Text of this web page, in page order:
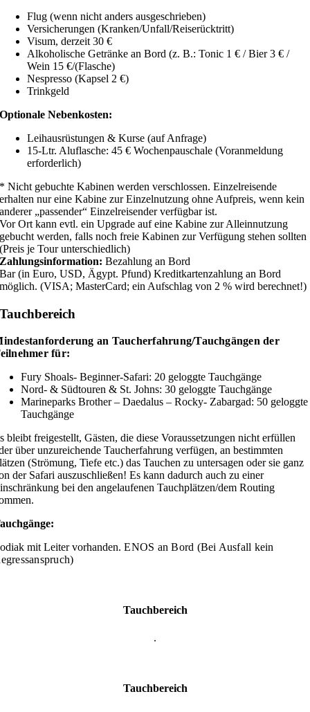
Flug (wenn nicht anders ausgeschrieben)
Versicherungen (Kranken/Unfall/Reiserücktritt)
Visum, derzeit 30 €
Alkoholische Getränke an Bord (z. B.: Tonic 1 € / Bier 3 € /
Wein 15 €/(Flasche)
Nespresso (Kapsel 2 €)
Trinkgeld
Optionale Nebenkosten:
Leihausrüstungen & Kurse (auf Anfrage)
15-Ltr. Aluflasche: 45 € Wochenpauschale (Voranmeldung
erforderlich)
* Nicht gebuchte Kabinen werden verschlossen. Einzelreisende
erhalten nur eine Kabine zur Einzelnutzung ohne Aufpreis, wenn kein
anderer „passender“ Einzelreisender verfügbar ist.
Vor Ort kann evtl. ein Upgrade auf eine Kabine zur Alleinnutzung
gebucht werden, falls noch freie Kabinen zur Verfügung stehen sollten
(Preis je Tour unterschiedlich)
Zahlungsinformation: Bezahlung an Bord
Bar (in Euro, USD, Ägypt. Pfund) Kreditkartenzahlung an Bord
möglich. (VISA; MasterCard; ein Aufschlag von 2 % wird berechnet!)
Tauchbereich
an Taucherfahrung/Tauchgängen der
für:
Fury Shoals- Beginner-Safari: 20 geloggte Tauchgänge
Nord- & Südtouren & St. Johns: 30 geloggte Tauchgänge
Marineparks Brother – Daedalus – Rocky- Zabargad: 50 geloggte
Tauchgänge
bleibt freigestellt, Gästen, die diese Voraussetzungen nicht erfüllen
über unzureichende Taucherfahrung verfügen, an bestimmten
(Strömung, Tiefe etc.) das Tauchen zu untersagen oder sie ganz
der Safari auszuschließen! Es kann dadurch auch zu einer
bei den angelaufenen Tauchplätzen/dem Routing
mit Leiter vorhanden.ENOS an Bord (Bei Ausfall kein
Tauchbereich
.
Tauchbereich